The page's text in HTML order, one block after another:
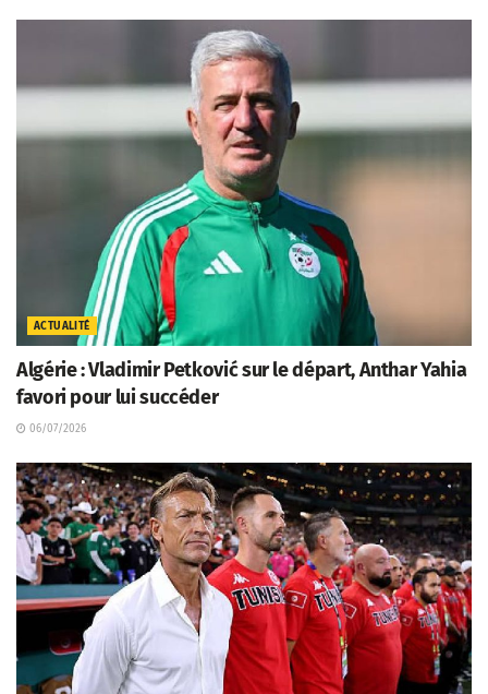
ACTUALITÉ
Algérie : Vladimir Petković sur le départ, Anthar Yahia
favori pour lui succéder
06/07/2026